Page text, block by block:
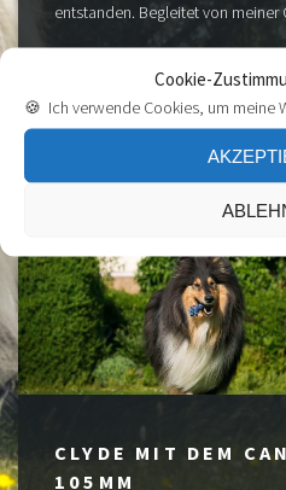
Cookie-
🍪 Ich verwende Cookies, um meine
entstanden. Begleitet von meiner
CLYDE MIT DEM
105MM